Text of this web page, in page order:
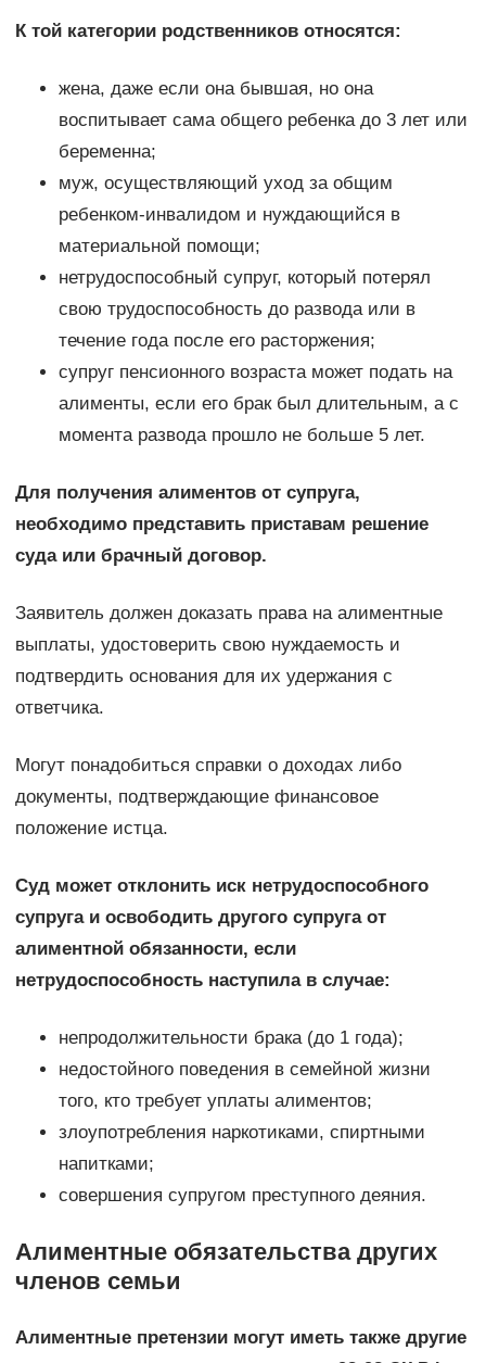
К той категории родственников относятся:
жена, даже если она бывшая, но она
воспитывает сама общего ребенка до 3 лет или
беременна;
муж, осуществляющий уход за общим
ребенком-инвалидом и нуждающийся в
материальной помощи;
нетрудоспособный супруг, который потерял
свою трудоспособность до развода или в
течение года после его расторжения;
супруг пенсионного возраста может подать на
алименты, если его брак был длительным, а с
момента развода прошло не больше 5 лет.
Для получения алиментов от супруга,
необходимо представить приставам решение
суда или брачный договор.
Заявитель должен доказать права на алиментные
выплаты, удостоверить свою нуждаемость и
подтвердить основания для их удержания с
ответчика.
Могут понадобиться справки о доходах либо
документы, подтверждающие финансовое
положение истца.
Суд может отклонить иск нетрудоспособного
супруга и освободить другого супруга от
алиментной обязанности, если
нетрудоспособность наступила в случае:
непродолжительности брака (до 1 года);
недостойного поведения в семейной жизни
того, кто требует уплаты алиментов;
злоупотребления наркотиками, спиртными
напитками;
совершения супругом преступного деяния.
Алиментные обязательства других
членов семьи
Алиментные претензии могут иметь также другие